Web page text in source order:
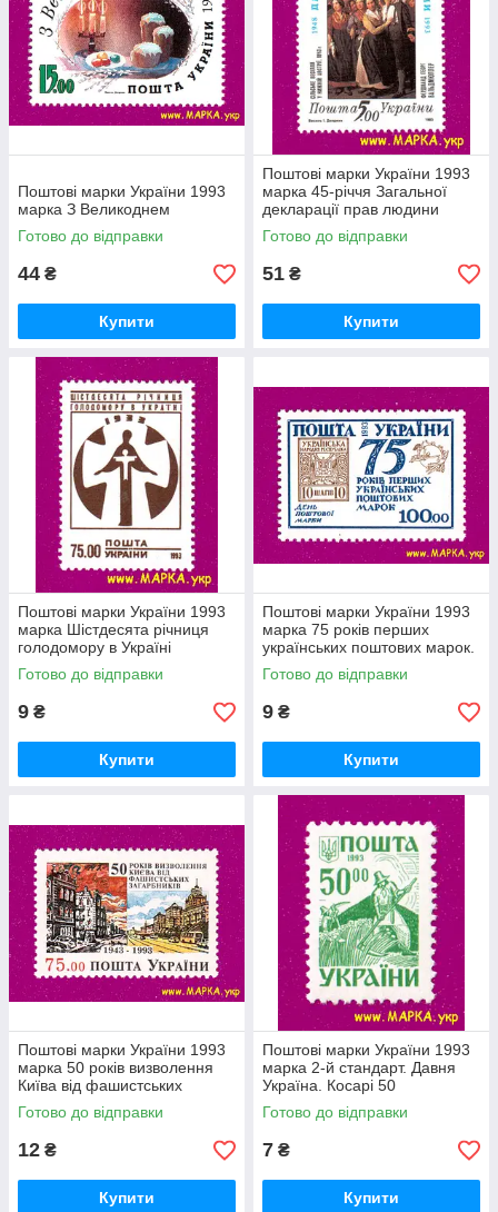
Поштові марки України 1993
марка З Великоднем
Готово до відправки
44 ₴
Купити
Поштові марки України 1993
марка 45-річчя Загальної
декларації прав людини
Готово до відправки
51 ₴
Купити
Поштові марки України 1993
марка Шістдесята річниця
голодомору в Україні
Готово до відправки
9 ₴
Купити
Поштові марки України 1993
марка 75 років перших
українських поштових марок.
День поштової марки
Готово до відправки
9 ₴
Купити
Поштові марки України 1993
марка 50 років визволення
Київа від фашистських
загарбників
Готово до відправки
12 ₴
Купити
Поштові марки України 1993
марка 2-й стандарт. Давня
Україна. Косарі 50
Готово до відправки
7 ₴
Купити